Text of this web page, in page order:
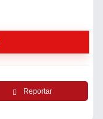
Reportar